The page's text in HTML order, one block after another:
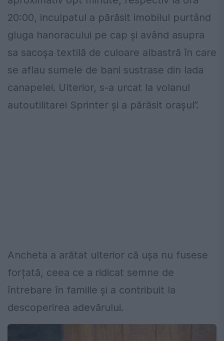
20:00, inculpatul a părăsit imobilul purtând
gluga hanoracului pe cap și având asupra
sa sacoșa textilă de culoare albastră în care
se aflau sumele de bani sustrase din lada
canapelei. Ulterior, s-a urcat la volanul
autoutilitarei Sprinter și a părăsit orașul”.
Ancheta a arătat ulterior că ușa nu fusese
forțată, ceea ce a ridicat semne de
întrebare în familie și a contribuit la
descoperirea adevărului.